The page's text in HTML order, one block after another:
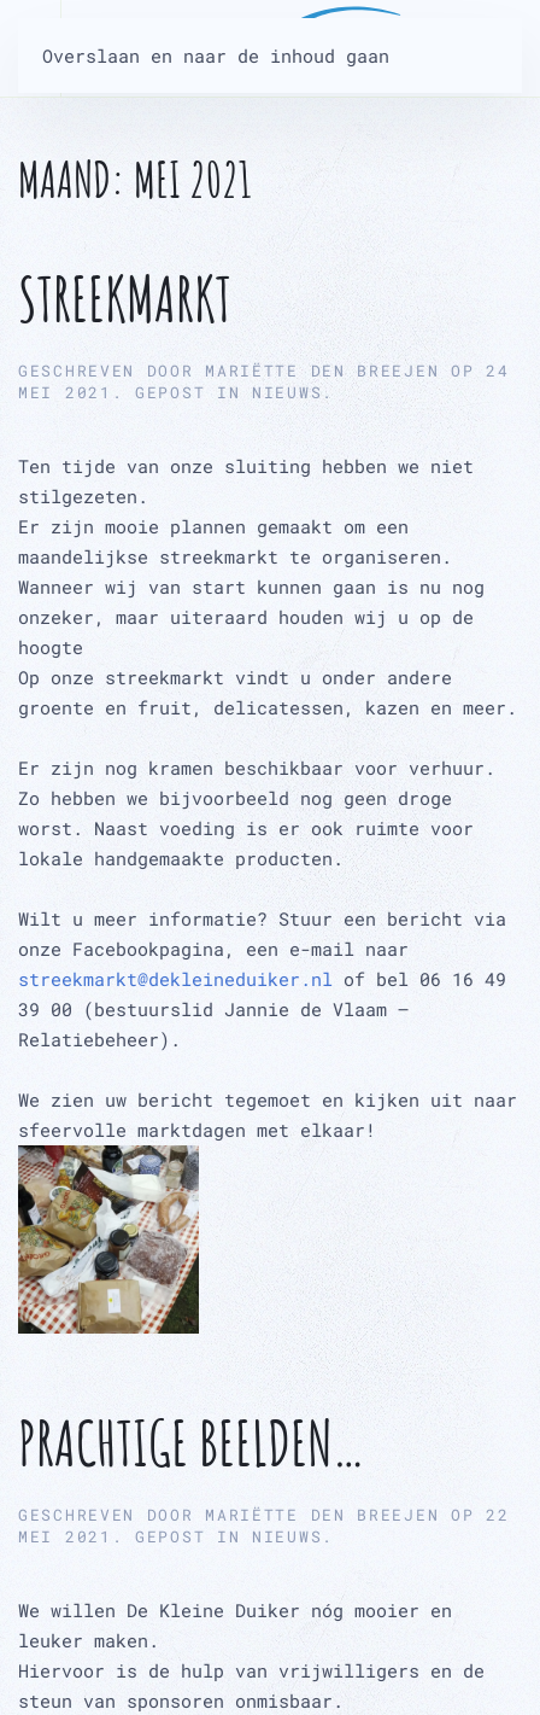
Overslaan en naar de inhoud gaan
MAAND: MEI 2021
STREEKMARKT
GESCHREVEN DOOR MARIËTTE DEN BREEJEN OP24
MEI 2021 . GEPOST IN NIEUWS .
Ten tijde van onze sluiting hebben we niet
stilgezeten.
Er zijn mooie plannen gemaakt om een
maandelijkse streekmarkt te organiseren.
Wanneer wij van start kunnen gaan is nu nog
onzeker, maar uiteraard houden wij u op de
hoogte
Op onze streekmarkt vindt u onder andere
groente en fruit, delicatessen, kazen en meer.
Er zijn nog kramen beschikbaar voor verhuur.
Zo hebben we bijvoorbeeld nog geen droge
worst. Naast voeding is er ook ruimte voor
lokale handgemaakte producten.
Wilt u meer informatie? Stuur een bericht via
onze Facebookpagina, een e-mail naar
streekmarkt@dekleineduiker.nl of bel 06 16 49
39 00 (bestuurslid Jannie de Vlaam –
Relatiebeheer).
We zien uw bericht tegemoet en kijken uit naar
sfeervolle marktdagen met elkaar!
PRACHTIGE BEELDEN…
GESCHREVEN DOOR MARIËTTE DEN BREEJEN OP22
MEI 2021 . GEPOST IN NIEUWS .
We willen De Kleine Duiker nóg mooier en
leuker maken.
Hiervoor is de hulp van vrijwilligers en de
steun van sponsoren onmisbaar.